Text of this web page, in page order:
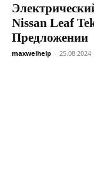
Nissan Leaf
Предложении
maxwelhelp - 25.08.2024